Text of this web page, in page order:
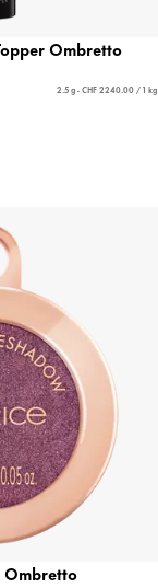
Ombretto
2.5 g - CHF 2240.00 / 1 kg
Ombretto